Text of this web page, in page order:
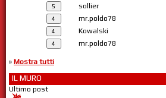
sollier
mr.poldo78
Kowalski
mr.poldo78
» Mostra tutti
IL MURO
Ultimo post